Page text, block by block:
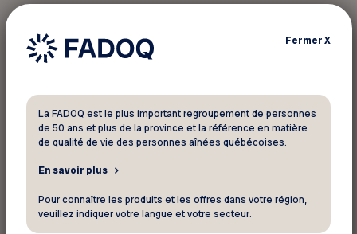
Des exercices dans leconfort de votre
foyer
Uneévaluationde votre condition physique
Unepage Facebookprivéeet très active
avec Josée Lavigueur
bien plus…
FermerX
La FADOQ est le plus important regroupement de personnes
de 50 ans et plus de la province et la référence en matière
de qualité de vie des personnes aînées québécoises.
En savoir plus
Pour connaître les produits et les offres dans votre région,
veuillez indiquer votre langue et votre secteur.